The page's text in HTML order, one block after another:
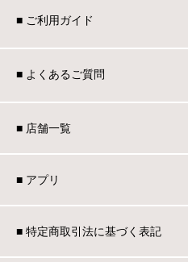
■ ご利用ガイド
■ よくあるご質問
■ 店舗一覧
■ アプリ
■ 特定商取引法に基づく表記